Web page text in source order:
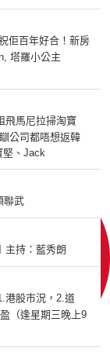
佢百年好合！新房
塔羅小公主
飛馬尼拉掃淘寶
公司都唔想返韓
堅、Jack
聯武
主持：藍秀朗
港股市況，2.道
（逢星期三晚上9